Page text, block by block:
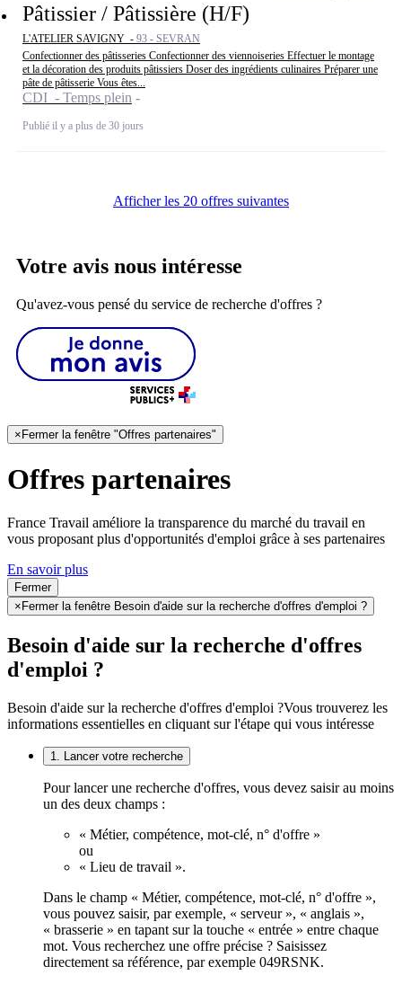
Pâtissier / Pâtissière (H/F)
L'ATELIER SAVIGNY - 93 - SEVRAN
Confectionner des pâtisseries Confectionner des viennoiseries Effectuer le montage
et la décoration des produits pâtissiers Doser des ingrédients culinaires Préparer une
pâte de pâtisserie Vous êtes...
CDI - Temps plein
Publié il y a plus de 30 jours
Afficher les 20 offres suivantes
Votre avis nous intéresse
Qu'avez-vous pensé du service de recherche d'offres ?
×Fermer la fenêtre "Offres partenaires"
Offres partenaires
France Travail améliore la transparence du marché du travail en
vous proposant plus d'opportunités d'emploi grâce à ses partenaires
En savoir plus
Fermer
× Fermer la fenêtre Besoin d'aide sur la recherche d'offres d'emploi ?
Besoin d'aide sur la recherche d'offres
d'emploi ?
Besoin d'aide sur la recherche d'offres d'emploi ?Vous trouverez les
informations essentielles en cliquant sur l'étape qui vous intéresse
1. Lancer votre recherche
Pour lancer une recherche d'offres, vous devez saisir au moins
un des deux champs :
« Métier, compétence, mot-clé, n° d'offre »
ou
« Lieu de travail ».
Dans le champ « Métier, compétence, mot-clé, n° d'offre »,
vous pouvez saisir, par exemple, « serveur », « anglais »,
« brasserie » en tapant sur la touche « entrée » entre chaque
mot. Vous recherchez une offre précise ? Saisissez
directement sa référence, par exemple 049RSNK.